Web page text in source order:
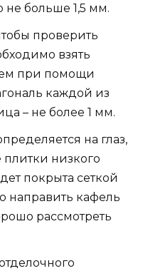
не больше 1,5 мм.
проверить
взять
при помощи
каждой из
– не более 1 мм.
на глаз,
плитки низкого
покрыта сеткой
направить кафель
рассмотреть